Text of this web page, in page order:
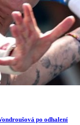
po odhalení